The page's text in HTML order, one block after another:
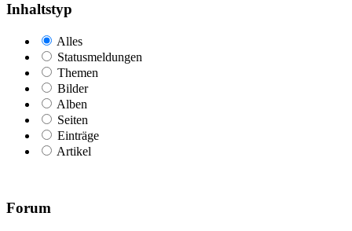
Inhaltstyp
Alles
Statusmeldungen
Themen
Bilder
Alben
Seiten
Einträge
Artikel
Forum